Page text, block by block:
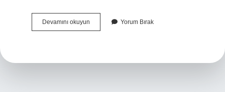
Devamını okuyun
Oyunu
Yorum Bırak